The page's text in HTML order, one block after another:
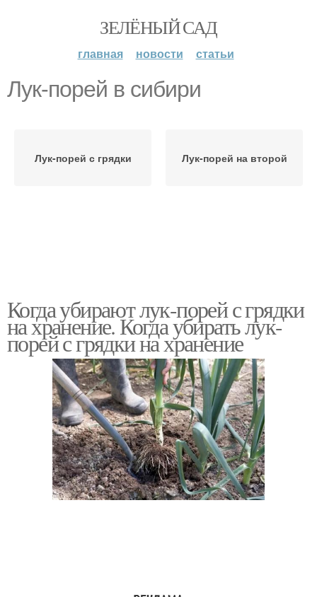
ЗЕЛЁНЫЙ САД
главная новости статьи
Лук-порей в сибири
Лук-порей с грядки Лук-порей на второй
Когда убирают лук-порей с грядки
на хранение. Когда убирать лук-
порей с грядки на хранение